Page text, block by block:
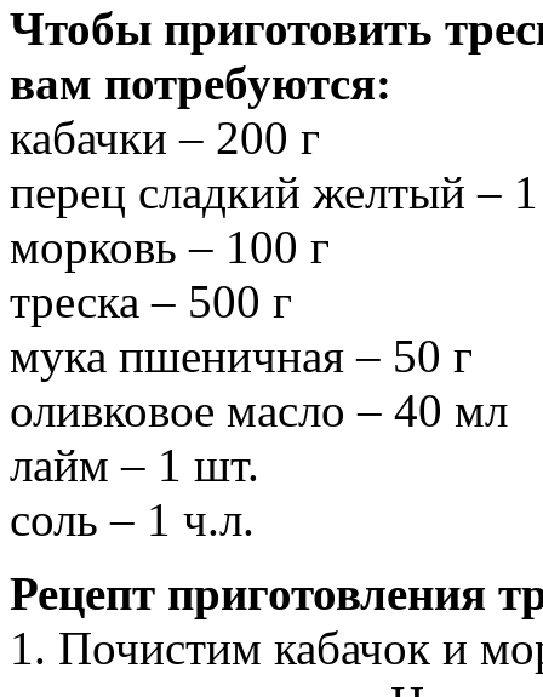
Чтобы приготовить
вам потребуются:
кабачки – 200 г
перец сладкий желтый –
морковь – 100 г
треска – 500 г
мука пшеничная – 50 г
оливковое масло – 40 мл
лайм – 1 шт.
соль – 1 ч.л.
Рецепт приготовления
1. Почистим кабачок и